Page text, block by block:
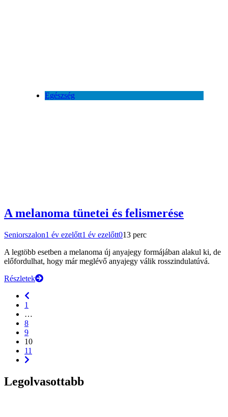
Egészség
A melanoma tünetei és felismerése
Seniorszalon1 év ezelőtt1 év ezelőtt013 perc
A legtöbb esetben a melanoma új anyajegy formájában alakul ki, de
előfordulhat, hogy már meglévő anyajegy válik rosszindulatúvá.
Részletek
1
…
8
9
10
11
Legolvasottabb